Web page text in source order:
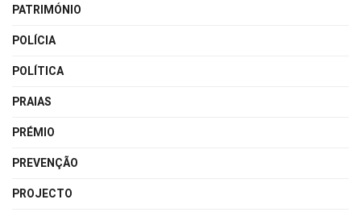
PATRIMÓNIO
POLÍCIA
POLÍTICA
PRAIAS
PRÉMIO
PREVENÇÃO
PROJECTO